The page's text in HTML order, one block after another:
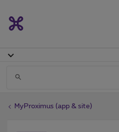
MyProximus (app & site)